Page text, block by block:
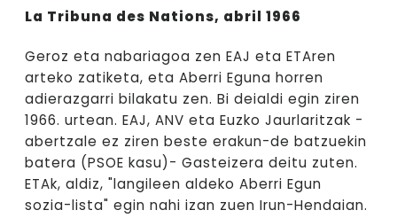
La Tribuna des Nations, abril 1966
Geroz eta nabariagoa zen EAJ eta ETAren
arteko zatiketa, eta Aberri Eguna horren
adierazgarri bilakatu zen. Bi deialdi egin ziren
1966. urtean. EAJ, ANV eta Euzko Jaurlaritzak -
abertzale ez ziren beste erakun-de batzuekin
batera (PSOE kasu)- Gasteizera deitu zuten.
ETAk, aldiz, "langileen aldeko Aberri Egun
sozia-lista" egin nahi izan zuen Irun-Hendaian.